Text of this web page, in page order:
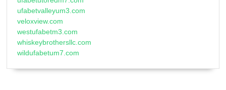
ufabetvalleyum3.com
veloxview.com
westufabetm3.com
whiskeybrothersllc.com
wildufabetum7.com